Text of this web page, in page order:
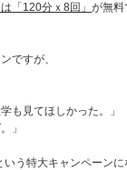
「120分ｘ8回」 が無料
ですが、
も見てほしかった。」
」
う特大キャンペーン